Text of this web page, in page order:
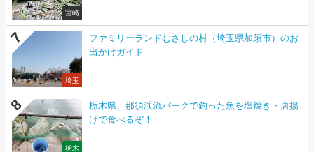
宮崎
埼玉
ファミリーランドむさしの村（埼玉県加須市）のお
出かけガイド
栃木
栃木県、那須渓流パークで釣った魚を塩焼き・唐揚
げで食べるぞ！